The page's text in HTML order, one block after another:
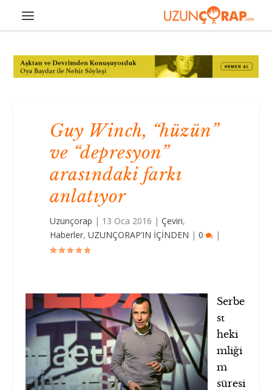
Guy Winch, “hüzün”
ve “depresyon”
arasındaki farkı
anlatıyor
Uzunçorap | 13 Oca 2016 |Çeviri,
Haberler,UZUNÇORAP’IN İÇİNDEN |0 |
Serbe
st
heki
mliği
m
süresi